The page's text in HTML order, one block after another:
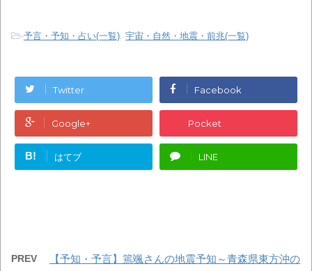
-予言・予知・占い(一覧), 宇宙・自然・地震・前兆(一覧)
Twitter Facebook
Google+ Pocket
B! はてブ LINE
PREV
【予知・予言】篶颯さんの地震予知～青森県東方沖の